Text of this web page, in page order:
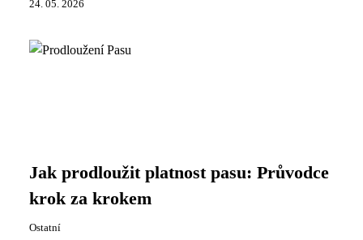
24. 05. 2026
Jak prodloužit platnost pasu: Průvodce
krok za krokem
Ostatní